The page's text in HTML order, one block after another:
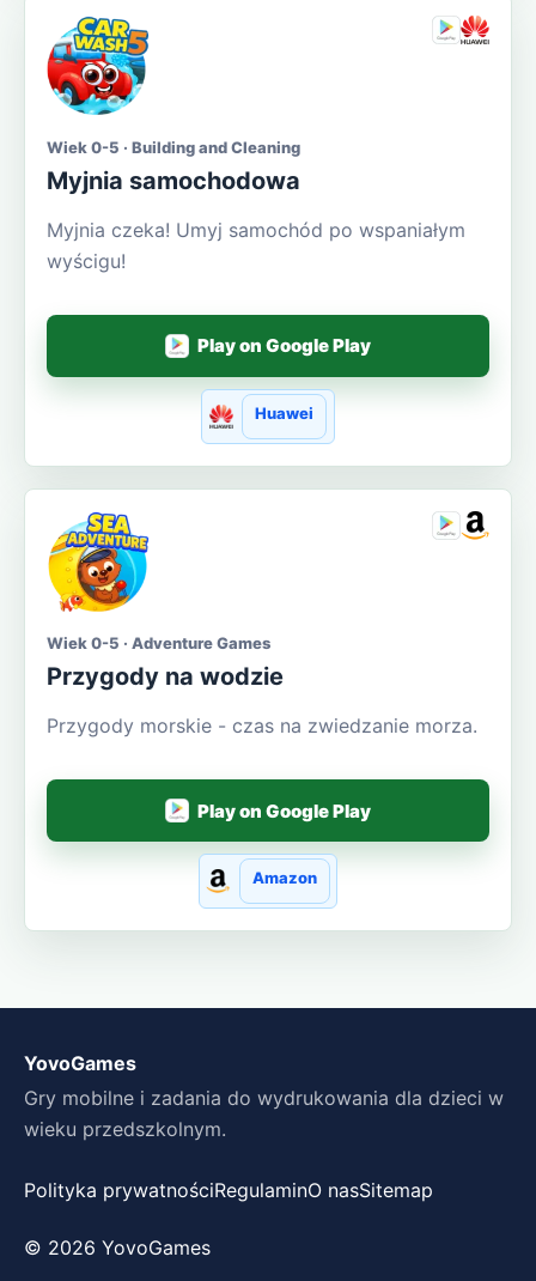
Wiek 0-5 · Building and Cleaning
Myjnia samochodowa
Myjnia czeka! Umyj samochód po wspaniałym
wyścigu!
Play on Google Play
Huawei
Wiek 0-5 · Adventure Games
Przygody na wodzie
Przygody morskie - czas na zwiedzanie morza.
Play on Google Play
Amazon
YovoGames
Gry mobilne i zadania do wydrukowania dla dzieci w
wieku przedszkolnym.
Polityka prywatnościRegulaminO nasSitemap
© 2026 YovoGames